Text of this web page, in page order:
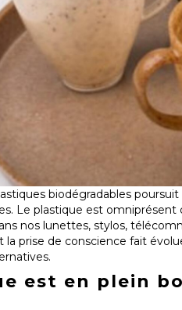
biodégradables
Le plastique est
nos lunettes, stylos,
prise de conscience fait
est en plein